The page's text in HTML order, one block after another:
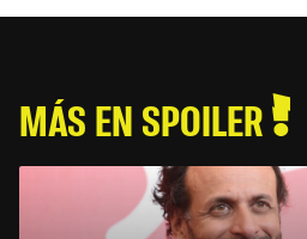
MÁS EN SPOILER